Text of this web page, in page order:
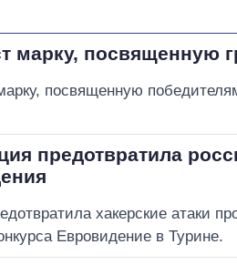
марку, посвященную
посвященную
предотвратила
хакерские атаки
Евровидение в Турине.